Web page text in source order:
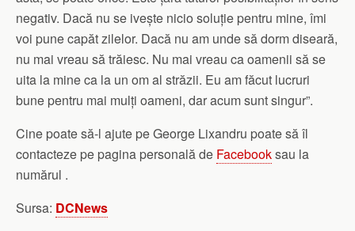
negativ. Dacă nu se ivește nicio soluție pentru mine, îmi
voi pune capăt zilelor. Dacă nu am unde să dorm diseară,
nu mai vreau să trăiesc. Nu mai vreau ca oamenii să se
uita la mine ca la un om al străzii. Eu am făcut lucruri
bune pentru mai mulți oameni, dar acum sunt singur”.
Cine poate să-l ajute pe George Lixandru poate să îl
contacteze pe pagina personală de Facebooksau la
numărul .
Sursa: DCNews